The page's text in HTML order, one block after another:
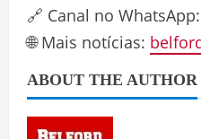
🔗 Canal no WhatsApp:
🌐 Mais notícias:
ABOUT THE AUTHOR